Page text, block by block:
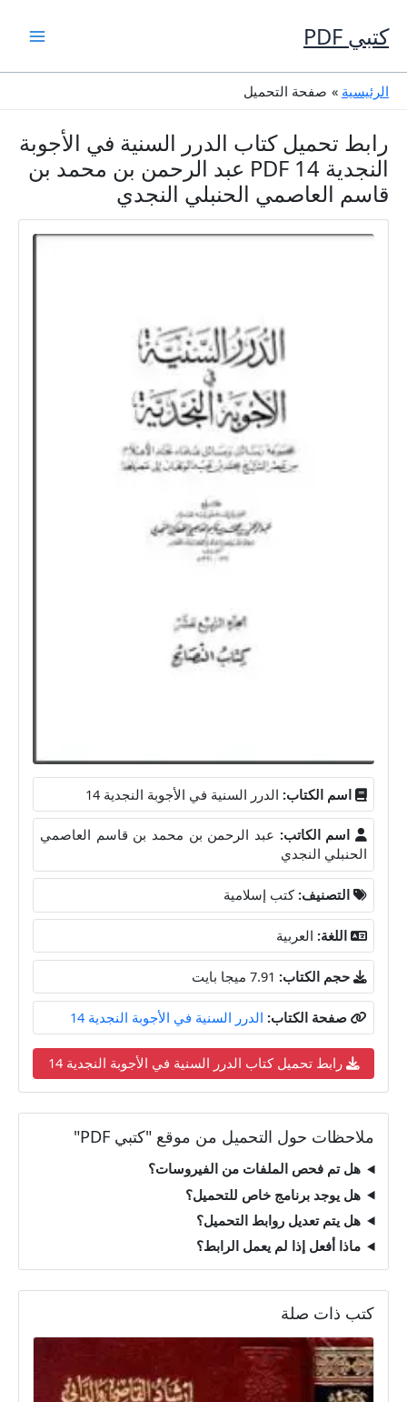
إلى
المحتوى
كتبي PDF
الرئيسية صفحة التحميل
رابط تحميل كتاب الدرر السنية في الأجوبة
النجدية 14 PDF عبد الرحمن بن محمد بن
قاسم العاصمي الحنبلي النجدي
اسم الكتاب: الدرر السنية في الأجوبة النجدية 14
اسم الكاتب: عبد الرحمن بن محمد بن قاسم العاصمي
الحنبلي النجدي
التصنيف: كتب إسلامية
اللغة: العربية
حجم الكتاب: 7.91 ميجا بايت
صفحة الكتاب: الدرر السنية في الأجوبة النجدية 14
رابط تحميل كتاب الدرر السنية في الأجوبة النجدية 14
ملاحظات حول التحميل من موقع "كتبي PDF"
هل تم فحص الملفات من الفيروسات؟
هل يوجد برنامج خاص للتحميل؟
هل يتم تعديل روابط التحميل؟
ماذا أفعل إذا لم يعمل الرابط؟
كتب ذات صلة